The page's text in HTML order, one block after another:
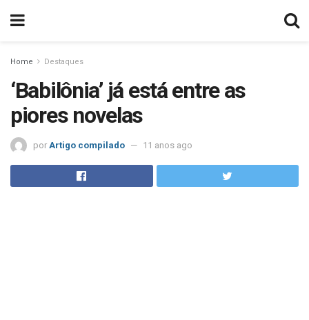
Home Destaques
‘Babilônia’ já está entre as
piores novelas
por Artigo compilado 11 anos ago